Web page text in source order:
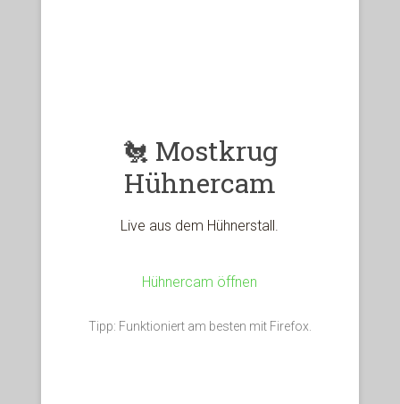
🐔 Mostkrug
Hühnercam
Live aus dem Hühnerstall.
Hühnercam öffnen
Tipp: Funktioniert am besten mit Firefox.